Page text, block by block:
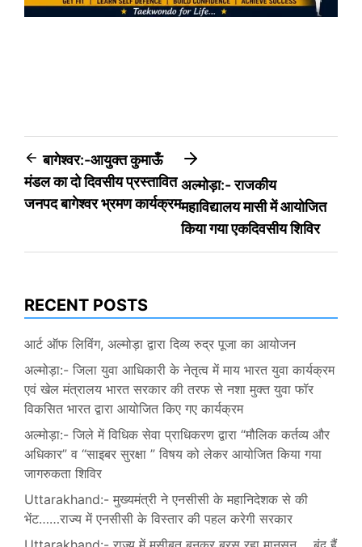
Post
navigation
बागेश्वर:-आयुक्त कुमाऊँ
मंडल का दो दिवसीय प्रस्तावित
जनपद बागेश्वर भ्रमण कार्यक्रम
अल्मोड़ा:- राजकीय
महाविद्यालय मासी में आयोजित
किया गया एकदिवसीय शिविर
RECENT POSTS
आर्ट ऑफ लिविंग, अल्मोड़ा द्वारा दिव्य रुद्र पूजा का आयोजन
अल्मोड़ा:- जिला युवा आधिकारी के नेतृत्व में माय भारत युवा कार्यक्रम
एवं खेल मंत्रालय भारत सरकार की तरफ से नशा मुक्त युवा फॉर
विकसित भारत द्वारा आयोजित किए गए कार्यक्रम
अल्मोड़ा:- जिले में विधिक सेवा प्राधिकरण द्वारा “मौलिक कर्तव्य और
अधिकार” व “साइबर सुरक्षा ” विषय को लेकर आयोजित किया गया
जागरुकता शिविर
Uttarakhand:- मुख्यमंत्री ने एनसीसी के महानिदेशक से की
भेंट……राज्य में एनसीसी के विस्तार की पहल करेगी सरकार